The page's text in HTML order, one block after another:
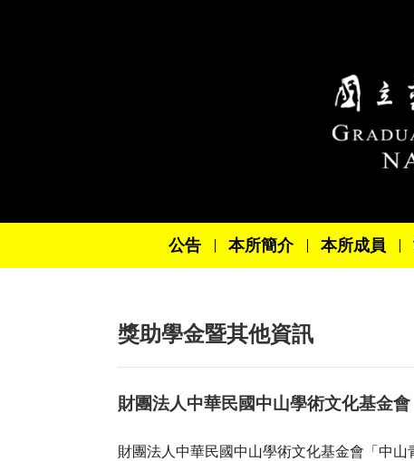
公告 本所簡介 本所成員
獎助學金暨其他資訊
財團法人中華民國中山學術文化基金
財團法人中華民國中山學術文化基金會「中